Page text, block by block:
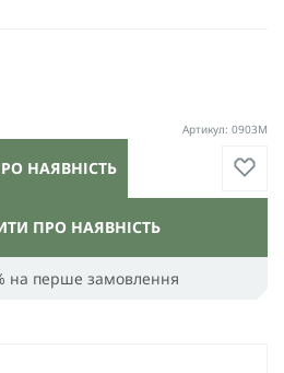
на перше замовлення
ПРО НАЯВНІСТЬ
Артикул: 0903M
НАЯВНІСТЬ